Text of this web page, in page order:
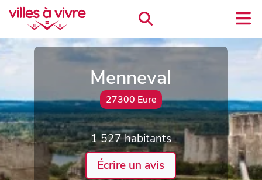
Menneval
27300 Eure
1 527 habitants
Écrire un avis